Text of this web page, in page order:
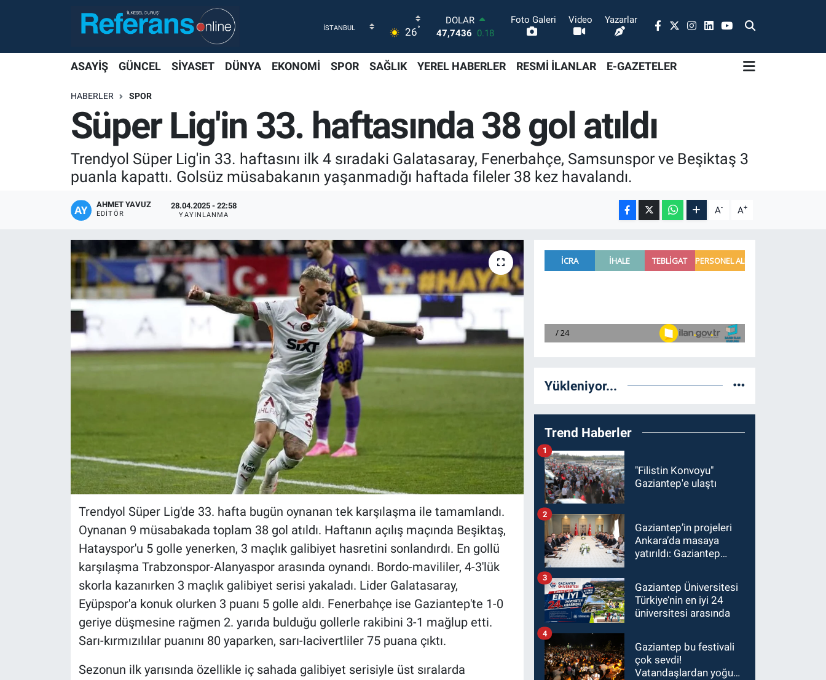
26°
DOLAR
47,7436 0.18
STERLİN
6660.55
0.03
BİST100
13.779
-14
64.959,79 1.11
Foto Galeri Video Yazarlar
ASAYİŞ GÜNCEL SİYASET DÜNYA EKONOMİ SPOR SAĞLIK YEREL HABERLER RESMİ İLANLAR E-GAZETELER
HABERLER SPOR
Süper Lig'in 33. haftasında 38 gol atıldı
Trendyol Süper Lig'in 33. haftasını ilk 4 sıradaki Galatasaray, Fenerbahçe, Samsunspor ve Beşiktaş 3
puanla kapattı. Golsüz müsabakanın yaşanmadığı haftada fileler 38 kez havalandı.
AHMET YAVUZ
EDITÖR
28.04.2025 - 22:58
YAYINLANMA A- A+
Trendyol Süper Lig'de 33. hafta bugün oynanan tek karşılaşma ile tamamlandı.
Oynanan 9 müsabakada toplam 38 gol atıldı. Haftanın açılış maçında Beşiktaş,
Hatayspor'u 5 golle yenerken, 3 maçlık galibiyet hasretini sonlandırdı. En gollü
karşılaşma Trabzonspor-Alanyaspor arasında oynandı. Bordo-mavililer, 4-3'lük
skorla kazanırken 3 maçlık galibiyet serisi yakaladı. Lider Galatasaray,
Eyüpspor'a konuk olurken 3 puanı 5 golle aldı. Fenerbahçe ise Gaziantep'te 1-0
geriye düşmesine rağmen 2. yarıda bulduğu gollerle rakibini 3-1 mağlup etti.
Sarı-kırmızılılar puanını 80 yaparken, sarı-lacivertliler 75 puana çıktı.
Sezonun ilk yarısında özellikle iç sahada galibiyet serisiyle üst sıralarda
Yükleniyor...
Trend Haberler
"Filistin Konvoyu"
Gaziantep'e ulaştı
1
Gaziantep’in projeleri
Ankara’da masaya
yatırıldı: Gaziantep
Şimşek’e ziyaret!
2
Gaziantep Üniversitesi
Türkiye’nin en iyi 24
üniversitesi arasında
3
Gaziantep bu festivali
çok sevdi!
Vatandaşlardan yoğun
4